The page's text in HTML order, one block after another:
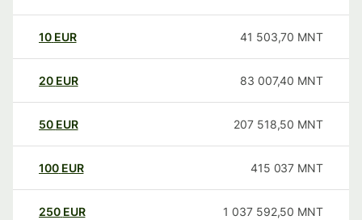
10 EUR 41 503,70 MNT
20 EUR 83 007,40 MNT
50 EUR 207 518,50 MNT
100 EUR 415 037 MNT
250 EUR 1 037 592,50 MNT